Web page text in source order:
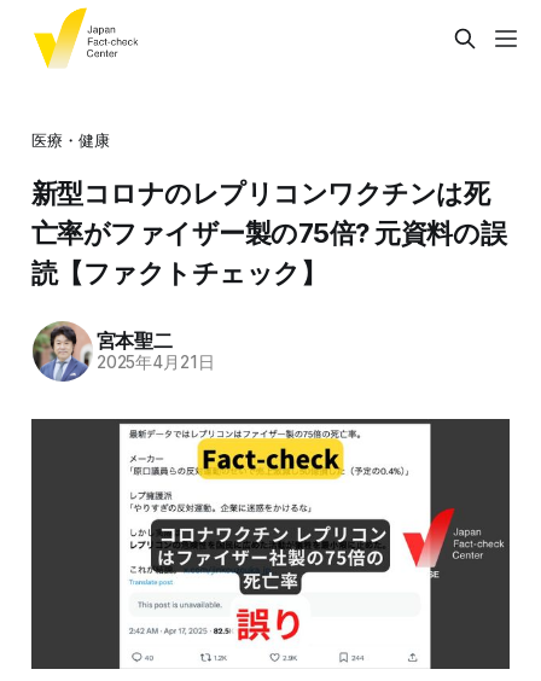
医療・健康
新型コロナのレプリコンワクチンは死
亡率がファイザー製の75倍? 元資料の誤
読【ファクトチェック】
宮本聖二
2025年4月21日